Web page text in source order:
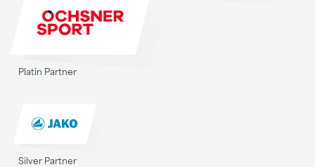
Platin Partner
Silver Partner